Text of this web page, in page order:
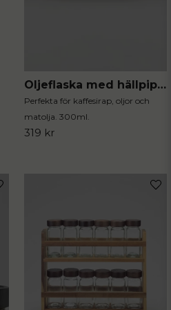
Oljeflaska med hällpip 2-pack
Perfekta för kaffesirap, oljor och
matolja. 300ml.
319 kr